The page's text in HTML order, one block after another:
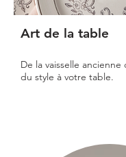
Art de la table
De la vaisselle
du style à votre table.